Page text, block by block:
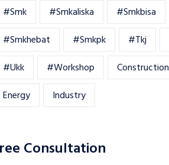
#smk
#smkaliska
#smkbisa
#smkhebat
#smkpk #tkj
#ukk
#workshop
Construction
Energy
Industry
Consultation